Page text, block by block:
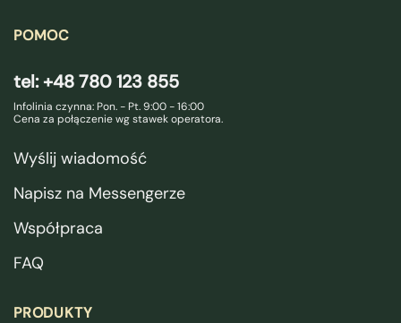
POMOC
tel: +48 780 123 855
Infolinia czynna: Pon. - Pt. 9:00 - 16:00
Cena za połączenie wg stawek operatora.
Wyślij wiadomość
Napisz na Messengerze
Współpraca
FAQ
PRODUKTY